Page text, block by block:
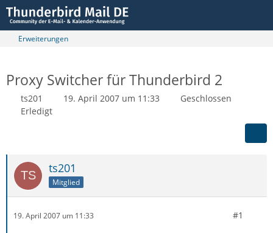
Erweiterungen
Proxy Switcher für Thunderbird 2
ts201 19. April 2007 um 11:33
Geschlossen
Erledigt
ts201
Mitglied
19. April 2007 um 11:33 #1